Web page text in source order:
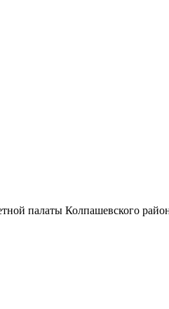
палаты Колпашевского